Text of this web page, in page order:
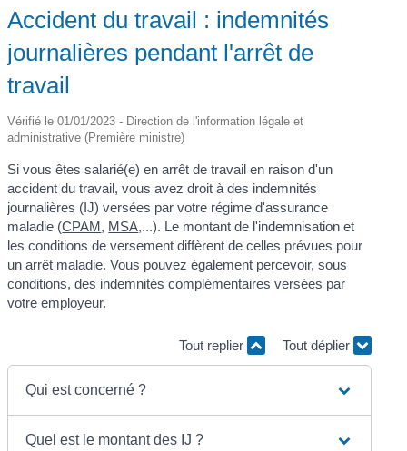
Accident du travail : indemnités
journalières pendant l'arrêt de
travail
Vérifié le 01/01/2023 - Direction de l'information légale et
administrative (Première ministre)
Si vous êtes salarié(e) en arrêt de travail en raison d'un
accident du travail, vous avez droit à des indemnités
journalières (IJ) versées par votre régime d'assurance
maladie (CPAM, MSA,...). Le montant de l'indemnisation et
les conditions de versement diffèrent de celles prévues pour
un arrêt maladie. Vous pouvez également percevoir, sous
conditions, des indemnités complémentaires versées par
votre employeur.
Tout replier Tout déplier
Qui est concerné ?
Quel est le montant des IJ ?